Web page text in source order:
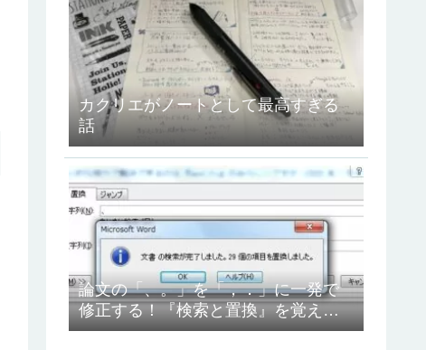
カクリエがノートとして最高すぎる
話
論文の「、。」を「，．」に一発で
修正する！『検索と置換』を覚えよ
う